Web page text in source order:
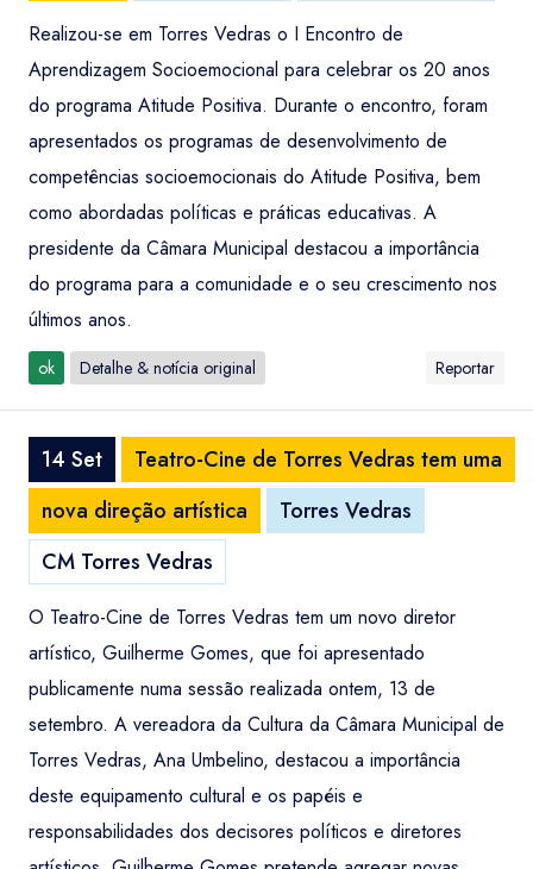
Realizou-se em Torres Vedras o I Encontro de
Aprendizagem Socioemocional para celebrar os 20 anos
do programa Atitude Positiva. Durante o encontro, foram
apresentados os programas de desenvolvimento de
competências socioemocionais do Atitude Positiva, bem
como abordadas políticas e práticas educativas. A
presidente da Câmara Municipal destacou a importância
do programa para a comunidade e o seu crescimento nos
últimos anos.
ok Detalhe & notícia original Reportar
14 Set
Teatro-Cine de Torres Vedras tem uma
nova direção artística
Torres Vedras
CM Torres Vedras
O Teatro-Cine de Torres Vedras tem um novo diretor
artístico, Guilherme Gomes, que foi apresentado
publicamente numa sessão realizada ontem, 13 de
setembro. A vereadora da Cultura da Câmara Municipal de
Torres Vedras, Ana Umbelino, destacou a importância
deste equipamento cultural e os papéis e
responsabilidades dos decisores políticos e diretores